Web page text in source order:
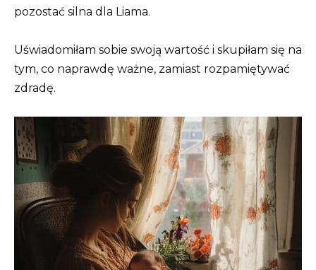
pozostać silna dla Liama.
Uświadomiłam sobie swoją wartość i skupiłam się na
tym, co naprawdę ważne, zamiast rozpamiętywać
zdradę.